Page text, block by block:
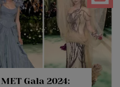
Gala 2024: